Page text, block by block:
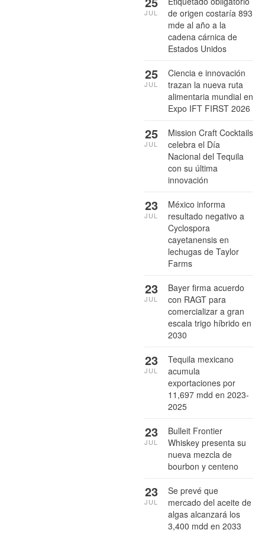
de origen costaría 893
mde al año a la
cadena cárnica de
Estados Unidos
JUL
Ciencia e innovación
trazan la nueva ruta
alimentaria mundial en
Expo IFT FIRST 2026
25
JUL
Mission Craft Cocktails
celebra el Día
Nacional del Tequila
con su última
innovación
25
JUL
México informa
resultado negativo a
Cyclospora
cayetanensis en
lechugas de Taylor
Farms
23
JUL
Bayer firma acuerdo
con RAGT para
comercializar a gran
escala trigo híbrido en
2030
23
JUL
Tequila mexicano
acumula
exportaciones por
11,697 mdd en 2023-
2025
23
JUL
Bulleit Frontier
Whiskey presenta su
nueva mezcla de
bourbon y centeno
23
JUL
Se prevé que
mercado del aceite de
algas alcanzará los
3,400 mdd en 2033
23
JUL